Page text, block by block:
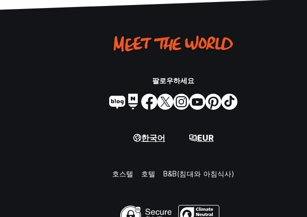
팔로우하세요
한국어 EUR
호스텔 호텔 B&B(침대와 아침식사)